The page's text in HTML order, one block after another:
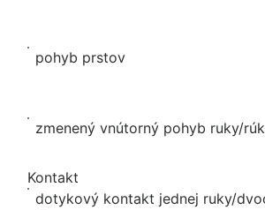
pohyb prstov
zmenený vnútorný pohyb ruky/rúk
Kontakt
dotykový kontakt jednej ruky/